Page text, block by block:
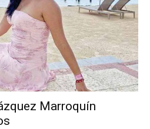
Marroquín